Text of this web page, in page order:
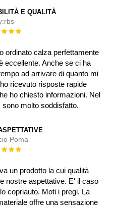
E QUALITÀ
rbs
ordinato calza perfettamente
eccellente. Anche se ci ha
ad arrivare di quanto mi
ricevuto risposte rapide
ho chiesto informazioni. Nel
molto soddisfatto.
Poma
un prodotto la cui qualità
nostre aspettative. E' il caso
copriauto. Moti i pregi. La
offre una sensazione